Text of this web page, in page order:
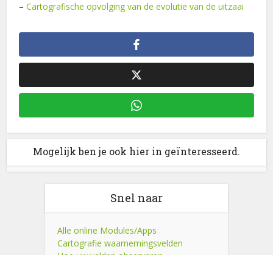
–Cartografische opvolging van de evolutie van de uitzaai
Mogelijk ben je ook hier in geïnteresseerd.
Snel naar
Alle online Modules/Apps
Cartografie waarnemingsvelden